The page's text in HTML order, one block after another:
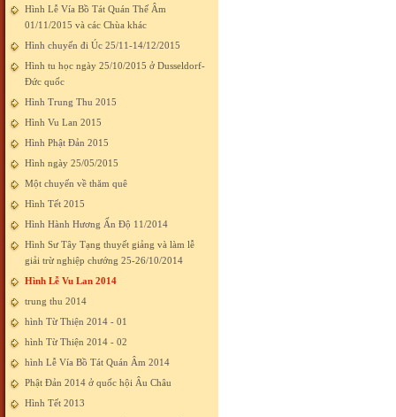
Hình Lễ Vía Bồ Tát Quán Thế Âm
01/11/2015 và các Chùa khác
Hình chuyến đi Úc 25/11-14/12/2015
Hình tu học ngày 25/10/2015 ở Dusseldorf-
Đức quốc
Hình Trung Thu 2015
Hình Vu Lan 2015
Hình Phật Đản 2015
Hình ngày 25/05/2015
Một chuyến về thăm quê
Hình Tết 2015
Hình Hành Hương Ấn Độ 11/2014
Hình Sư Tây Tạng thuyết giảng và làm lễ
giải trừ nghiệp chướng 25-26/10/2014
Hình Lễ Vu Lan 2014
trung thu 2014
hình Từ Thiện 2014 - 01
hình Từ Thiện 2014 - 02
hình Lễ Vía Bồ Tát Quán Âm 2014
Phật Đản 2014 ở quốc hội Âu Châu
Hình Tết 2013